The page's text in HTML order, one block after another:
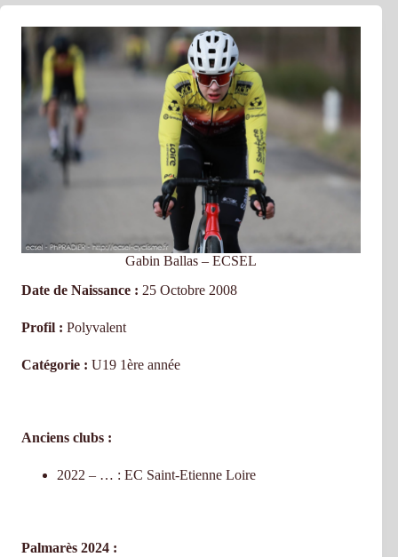
Gabin Ballas – ECSEL
Date de Naissance : 25 Octobre 2008
Profil : Polyvalent
Catégorie : U19 1ère année
Anciens clubs :
2022 – … : EC Saint-Etienne Loire
Palmarès 2024 :